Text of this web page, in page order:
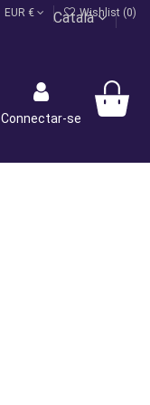
Català
EUR € Wishlist (0)
Connectar-se